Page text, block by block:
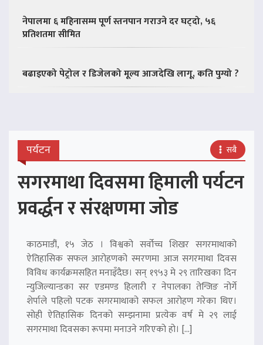
नेपालमा ६ महिनासम्म पूर्ण स्तनपान गराउने दर घट्दो, ५६
प्रतिशतमा सीमित
बढाइएको पेट्रोल र डिजेलको मूल्य आजदेखि लागू, कति पुग्यो ?
पर्यटन सबै
सगरमाथा दिवसमा हिमाली पर्यटन
प्रवर्द्धन र संरक्षणमा जोड
काठमाडौं, १५ जेठ । विश्वको सर्वोच्च शिखर सगरमाथाको
ऐतिहासिक सफल आरोहणको स्मरणमा आज सगरमाथा दिवस
विविध कार्यक्रमसहित मनाइँदैछ। सन् १९५३ मे २९ तारिखका दिन
न्युजिल्यान्डका सर एडमण्ड हिलारी र नेपालका तेन्जिङ नोर्गे
शेर्पाले पहिलो पटक सगरमाथाको सफल आरोहण गरेका थिए।
सोही ऐतिहासिक दिनको सम्झनामा प्रत्येक वर्ष मे २९ लाई
सगरमाथा दिवसका रूपमा मनाउने गरिएको हो। […]